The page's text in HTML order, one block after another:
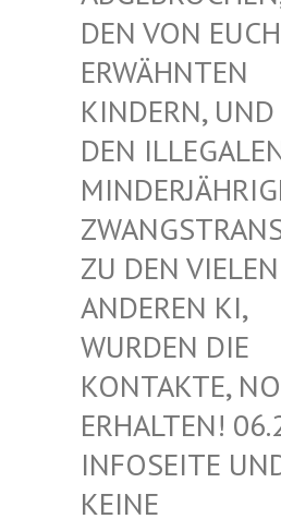
EN VON EUCH E
RWÄHNTEN K
INDERN, UND
EN ILLEGALEN
U DEN VIELEN A
NDEREN KI, W
URDEN DIE K
ONTAKTE,
RHALTEN!
NFOSEITE UND
EINE O